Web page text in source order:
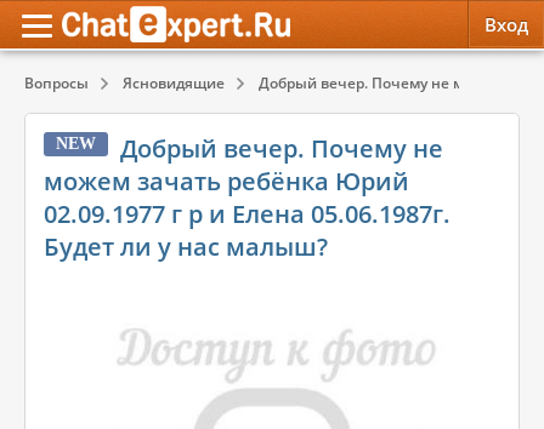
Вход
Вопросы Ясновидящие Добрый вечер. Почему не можем
NEW
Добрый вечер. Почему не
можем зачать ребёнка Юрий
02.09.1977 г р и Елена 05.06.1987г.
Будет ли у нас малыш?
Психология
Эзотерика
Красота, Здоровье
Психология
Эзотерика
Красота, Здоровье
Обратная связь
Служба поддержки
Правила сервиса